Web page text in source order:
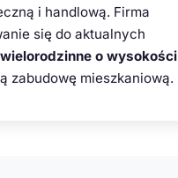
i handlową. Firma
się do aktualnych
o wysokości
zabudowę mieszkaniową.